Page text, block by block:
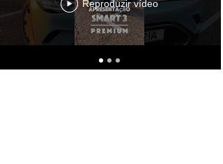
Reproduzir vídeo